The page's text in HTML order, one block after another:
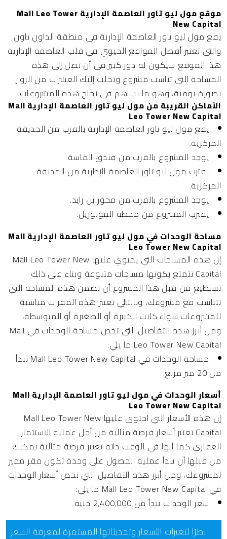
موقع مول ليو تاور العاصمة الإدارية Mall Leo Tower
New Capital
يقع مول ليو تاور العاصمة الإدارية في منطقة الداون تاون
والتي تعتبر أفضل المواقع الحيوي في قلب العاصمة الإدارية
هذا الموقع سيكون له دور كبير في أن تصل إلى هذه
المساحة التي تناسب مشروع وتجلب إليك العشرات من الزوار
بصورة يومية، وهو ما يساهم في نجاح هذه المشروعات.
الأماكن القريبة من مول ليو تاور العاصمة الإدارية Mall
Leo Tower New Capital
يقع مول ليو تاور العاصمة الإدارية بالقرب من الحديقة
المركزية.
يوجد المشروع بالقرب من فندق الماسة.
يقترب مول ليو تاور العاصمة الإدارية من الحديقة
المركزية.
يوجد المشروع بالقرب من محور بن زايد.
يقترب المشروع من محطة المونوريل.
مساحة الوحدات في مول ليو تاور العاصمة الإدارية Mall
Leo Tower New Capital
إن هذه المساحات التي يحتوي عليها Mall Leo Tower New
Capital تتمتع بكونها مساحات متنوعة وبناء على ذلك
تستطيع من قبل هذا المشروع أن تضمن هذه المساحة التي
تتناسب مع مشروعك، وبالتالي تعتبر هذه المقرات مناسبة
للمشروعات سواء كانت الكبيرة أو الصغيرة أو المتوسطة،
ومن أبرز هذه التفاصيل التي تخص مساحة الوحدات في Mall
Leo Tower New Capital ما يلي:
مساحة الوحدات في Mall Leo Tower New Capital تبدأ
من 20 متر مربع.
أسعار الوحدات في مول ليو تاور العاصمة الإدارية Mall
Leo Tower New Capital
إن هذه الأسعار التي احتوى عليها Mall Leo Tower New
Capital تعتبر أسعار فرصة مثالية من أجل عملية الاستثمار
العقاري كما أنها في الوقت ذاته تعتبر فرصة مثالية يمكنك
من قبلها أن تبدأ عملية الحصول على وحدة تكون مقر مميز
لمشروعك، ومن أبرز هذه التفاصيل التي تخص أسعار الوحدات
في Mall Leo Tower New Capital ما يلي:
سعر الوحدات يبدأ من 2,400,000 جنيه.
نظرًا لتغيرات الأسعار وتحديثاتها المستمرة لمعرفة السعر